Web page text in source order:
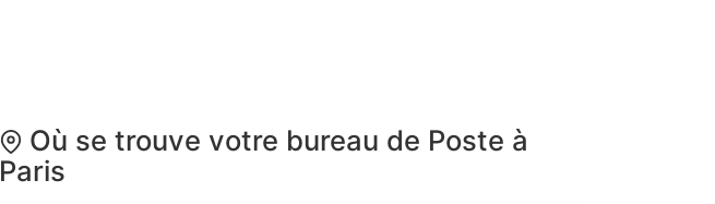
Où se trouve votre bureau de Poste à
Paris